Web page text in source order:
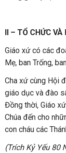
II – TỔ CHỨC
Giáo xứ có các
Mẹ, ban Trống,
Cha xứ cùng Hội
giáo dục và đào
Đồng thời, Giáo
Chúa đến cho
con cháu các
(Trích Kỷ Yếu 80